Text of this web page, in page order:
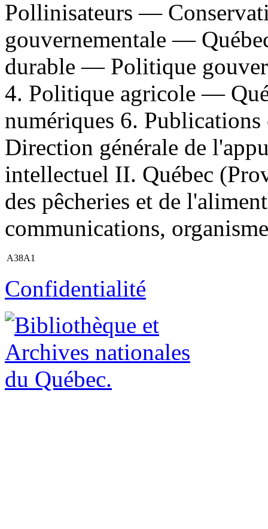
Pollinisateurs —
gouvernementale —
durable — Politique
4. Politique agricole —
numériques 6.
Direction générale de
intellectuel II. Québec
des pêcheries et de
communications,
A38A1
Confidentialité